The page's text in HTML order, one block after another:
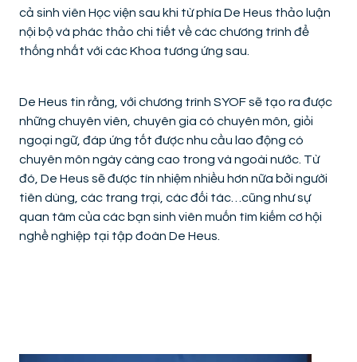
cả sinh viên Học viện sau khi từ phía De Heus thảo luận
nội bộ và phác thảo chi tiết về các chương trình để
thống nhất với các Khoa tương ứng sau.
De Heus tin rằng, với chương trình SYOF sẽ tạo ra được
những chuyên viên, chuyên gia có chuyên môn, giỏi
ngoại ngữ, đáp ứng tốt được nhu cầu lao động có
chuyên môn ngày càng cao trong và ngoài nước. Từ
đó, De Heus sẽ được tín nhiệm nhiều hơn nữa bởi người
tiên dùng, các trang trại, các đối tác…cũng như sự
quan tâm của các bạn sinh viên muốn tìm kiếm cơ hội
nghề nghiệp tại tập đoàn De Heus.